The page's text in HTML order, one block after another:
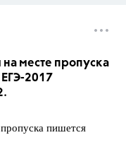
месте пропуска
2017
пишется